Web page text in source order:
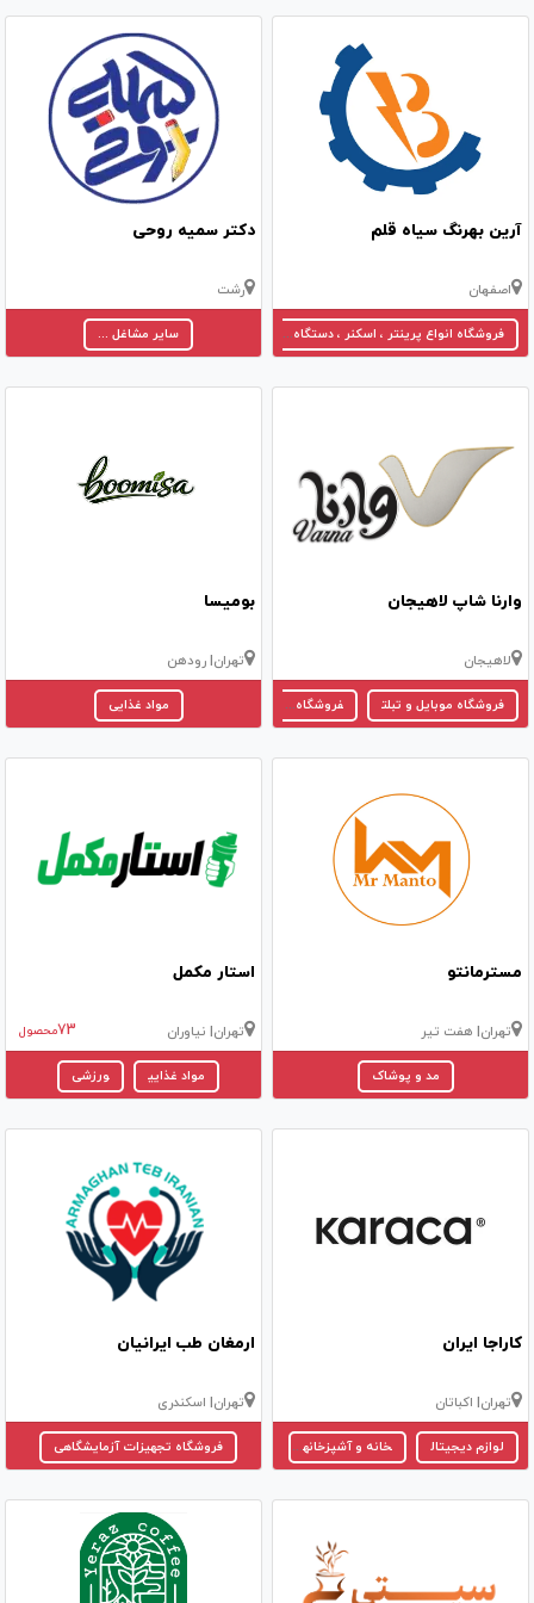
آرین بهرنگ سیاه قلم
اصفهان
فروشگاه انواع پرینتر ، اسکنر ، دستگاه کپی و ...
دکتر سمیه روحی
رشت
سایر مشاغل ...
وارنا شاپ لاهیجان
لاهیجان
فروشگاه موبایل و تبلت فروشگاه لوازم جانبی موبایل
بومیسا
تهران| رودهن
مواد غذایی
مسترمانتو
تهران| هفت تیر
مد و پوشاک
استار مکمل
تهران| نیاوران 73محصول
مواد غذایی ورزشی
کاراجا ایران
تهران| اکباتان
لوازم دیجیتال خانه و آشپزخانه بهداشت و زیبایی
ارمغان طب ایرانیان
تهران| اسکندری
فروشگاه تجهیزات آزمایشگاهی